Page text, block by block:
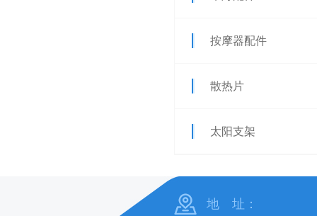
按摩器配件
散热片
太阳支架
地 址：